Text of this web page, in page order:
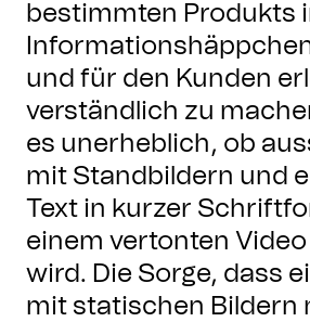
bestimmten Produkts
und für den Kunden
verständlich zu
es unerheblich, ob
mit Standbildern und
Text in kurzer
einem vertonten
wird. Die Sorge, dass
mit statischen Bildern